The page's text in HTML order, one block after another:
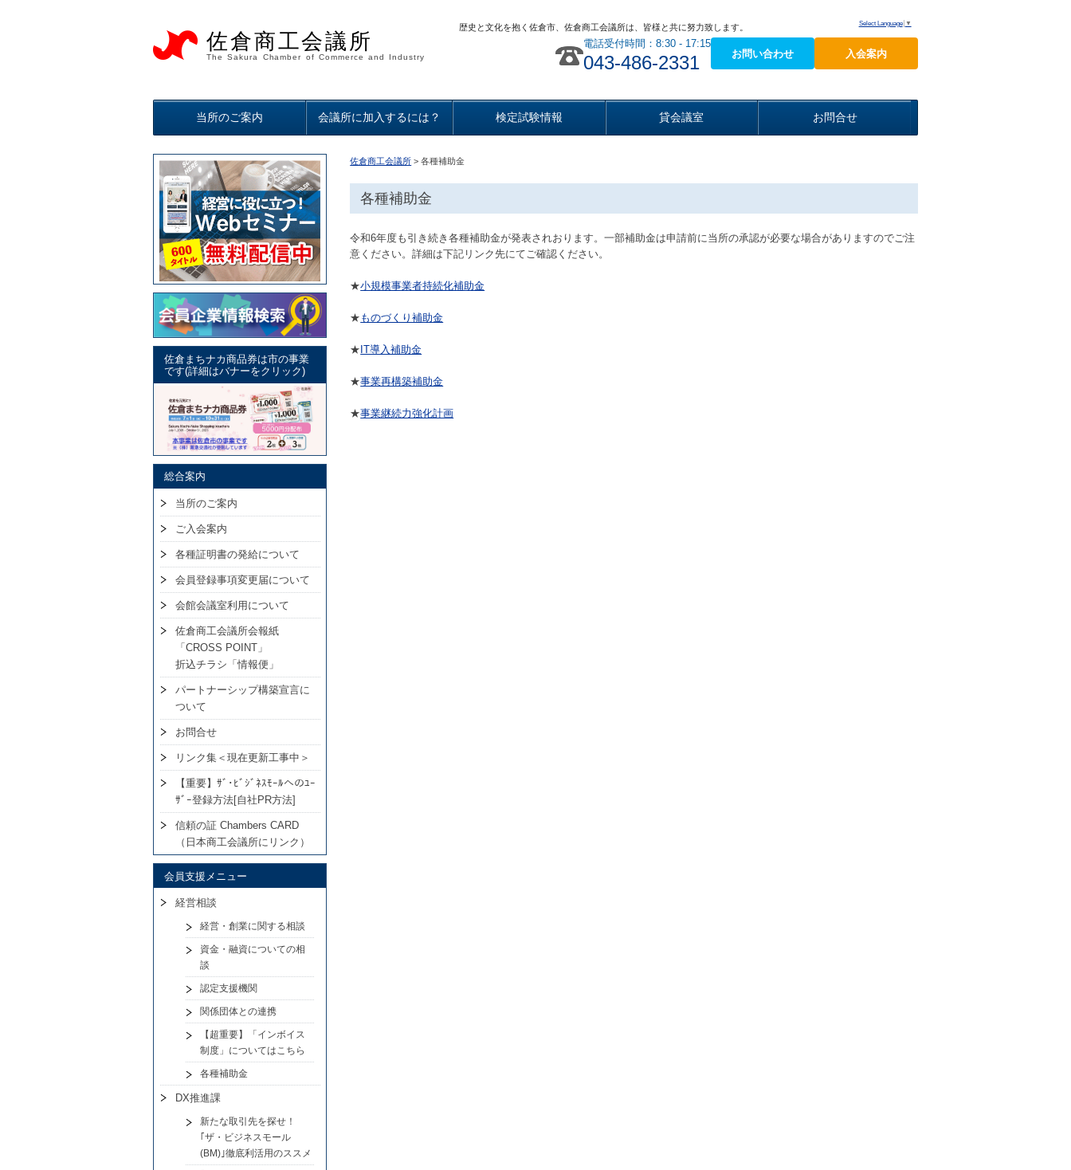
佐倉商工会議所
The Sakura Chamber of Commerce and Industry
Select Language ▼
歴史と文化を抱く佐倉市、佐倉商工会議所は、皆様と共に努力致します。
電話受付時間：8:30 - 17:15
043-486-2331 お問い合わせ 入会案内
当所のご案内 会議所に加入するには？ 検定試験情報 貸会議室 お問合せ
佐倉商工会議所 > 各種補助金
各種補助金
令和6年度も引き続き各種補助金が発表されおります。一部補助金は申請前に当所の承認が必要な場合がありますのでご注
意ください。詳細は下記リンク先にてご確認ください。
★小規模事業者持続化補助金
★ ものづくり補助金
★ IT導入補助金
★事業再構築補助金
★事業継続力強化計画
佐倉まちナカ商品券は市の事業
です(詳細はバナーをクリック)
総合案内
当所のご案内
ご入会案内
各種証明書の発給について
会員登録事項変更届について
会館会議室利用について
佐倉商工会議所会報紙
「CROSS POINT」
折込チラシ「情報便」
パートナーシップ構築宣言に
ついて
お問合せ
リンク集＜現在更新工事中＞
【重要】ｻﾞ･ﾋﾞｼﾞﾈｽﾓｰﾙへのﾕｰ
ｻﾞｰ登録方法[自社PR方法]
信頼の証 Chambers CARD
（日本商工会議所にリンク）
会員支援メニュー
経営相談
経営・創業に関する相談
資金・融資についての相
談
認定支援機関
関係団体との連携
【超重要】「インボイス
制度」についてはこちら
各種補助金
DX推進課
新たな取引先を探せ！
｢ザ・ビジネスモール
(BM)｣徹底利活用のススメ